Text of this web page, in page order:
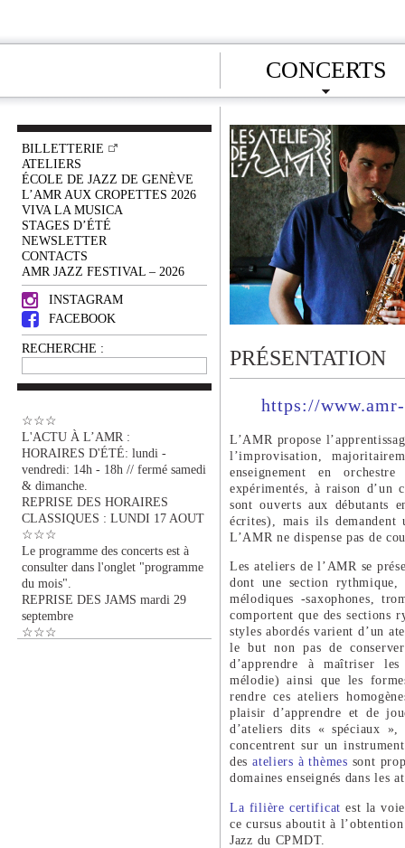
CONCERTS
BILLETTERIE
ATELIERS
ÉCOLE DE JAZZ DE GENÈVE
L’AMR AUX CROPETTES 2026
VIVA LA MUSICA
STAGES D’ÉTÉ
NEWSLETTER
CONTACTS
AMR JAZZ FESTIVAL – 2026
INSTAGRAM
FACEBOOK
RECHERCHE :
☆☆☆
L'ACTU À L’AMR :
HORAIRES D'ÉTÉ: lundi -
vendredi: 14h - 18h // fermé samedi
& dimanche.
REPRISE DES HORAIRES
CLASSIQUES : LUNDI 17 AOUT
☆☆☆
Le programme des concerts est à
consulter dans l'onglet "programme
du mois".
REPRISE DES JAMS mardi 29
septembre
☆☆☆
PRÉSENTATION
https://
L’AMR propose
l’improvisation,
enseignement en
expérimentés, à raison d’un
sont ouverts aux débutants
écrites), mais ils demandent
L’AMR ne dispense pas de
Les ateliers de l’AMR se
dont une section
mélodiques -saxophones,
comportent que des sections
styles abordés varient d’un
le but non pas de
d’apprendre à maîtriser
mélodie) ainsi que les
rendre ces ateliers
plaisir d’apprendre et de
d’ateliers dits « spéciaux
concentrent sur un
desateliers à thèmes sont
domaines enseignés dans les
La filière certificat est la
ce cursus aboutit à
Jazz du CPMDT.